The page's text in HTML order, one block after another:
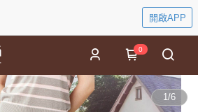
開啟APP
0
1/6